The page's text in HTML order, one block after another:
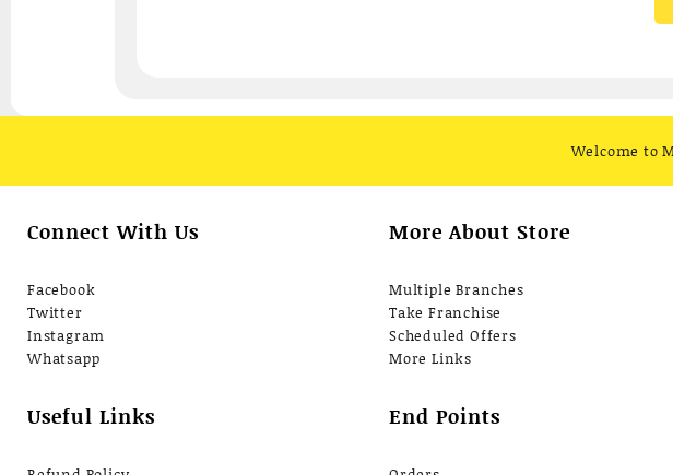
Welcome to
Connect With Us
Facebook
Twitter
Instagram
Whatsapp
Useful Links
More About Store
Multiple Branches
Take Franchise
Scheduled Offers
More Links
End Points